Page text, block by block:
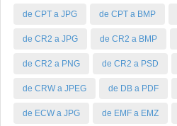
de CPT a JPG de CPT a BMP
de CR2 a JPG de CR2 a BMP
de CR2 a PNG de CR2 a PSD
de CRW a JPEG de DB a PDF
de ECW a JPG de EMF a EMZ